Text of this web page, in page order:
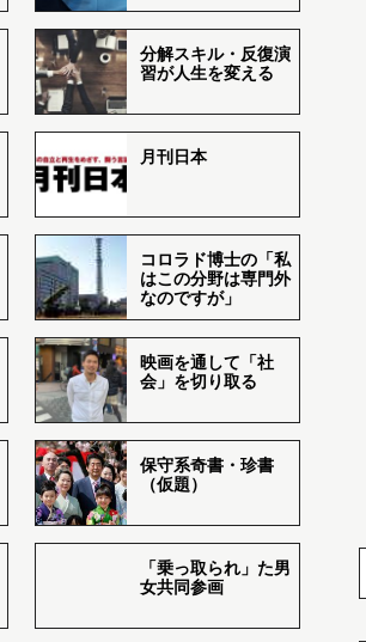
分解スキル・反復演
習が人生を変える
月刊日本
コロラド博士の「私
はこの分野は専門外
なのですが」
映画を通して「社
会」を切り取る
保守系奇書・珍書
（仮題）
「乗っ取られ」た男
女共同参画